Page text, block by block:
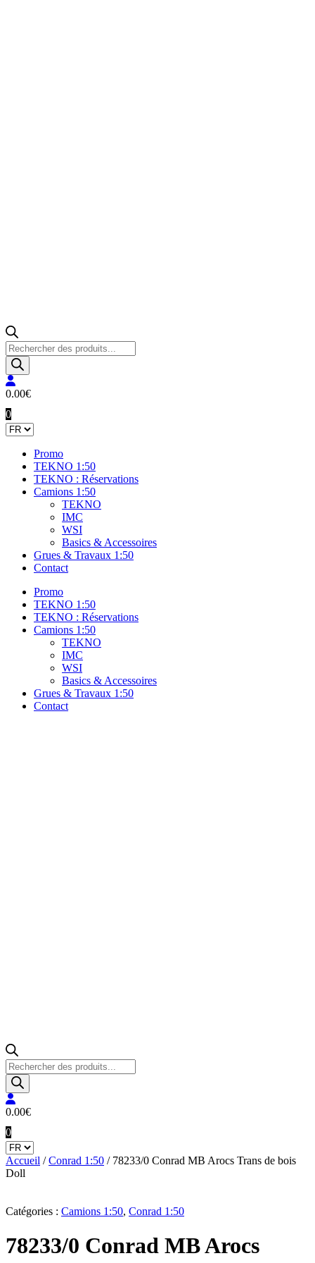
Recherche
de
produits
0.00€
0
Promo
TEKNO 1:50
TEKNO : Réservations
Camions 1:50
TEKNO
IMC
WSI
Basics & Accessoires
Grues & Travaux 1:50
Contact
Promo
TEKNO 1:50
TEKNO : Réservations
Camions 1:50
TEKNO
IMC
WSI
Basics & Accessoires
Grues & Travaux 1:50
Contact
Recherche
de
produits
0.00€
0
Accueil /Conrad 1:50 / 78233/0 Conrad MB Arocs Trans de bois
Doll
Catégories : Camions 1:50, Conrad 1:50
78233/0 Conrad MB Arocs